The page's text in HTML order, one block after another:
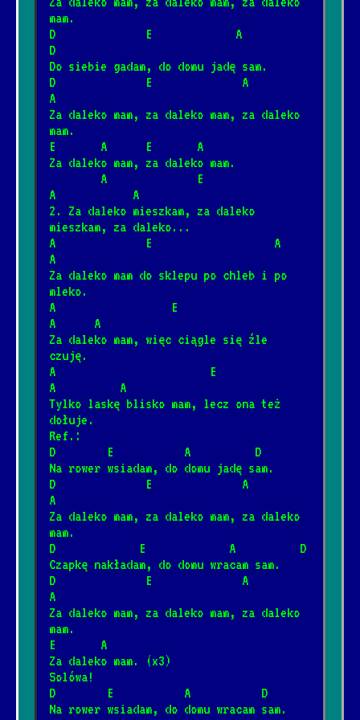
Shine On You Crazy Diamond
10.05.2026[Pink Floyd]
* Wish you were here
Gdybym miał gitarę
27.01.2025 [Piosenka biesiadna]
2.08.2026 [Ramones]
Zapada zmrok
20.12.2025 [Religijne]
* Papaja marakuja mango ananas
* Czarny chleb czarna kawa
[Strachy na Lachy]
30.03.2025 [Świąteczne]
* Hiszpańskie dziewczyny
* Morskie Opowieści
20.11.2024 📺
mam.
D              E             A
D
Do siebie gadam, do domu jadę sam.
D              E              A
A
Za daleko mam, za daleko mam, za daleko
mam.
E       A      E       A
Za daleko mam, za daleko mam.
A            A
2. Za daleko mieszkam, za daleko
mieszkam, za daleko...
A              E                   A
A
Za daleko mam do sklepu po chleb i po
mleko.
A                  E
A      A
Za daleko mam, więc ciągle się źle
czuję.
A                        E
A          A
Tylko laskę blisko mam, lecz ona też
dołuje.
Ref.:
D        E           A          D
Na rower wsiadam, do domu jadę sam.
D              E              A
A
Za daleko mam, za daleko mam, za daleko
mam.
D             E             A          D
Czapkę nakładam, do domu wracam sam.
D              E              A
A
Za daleko mam, za daleko mam, za daleko
mam.
E       A
Za daleko mam. (x3)
Solówa!
D        E           A           D
Na rower wsiadam, do domu wracam sam.